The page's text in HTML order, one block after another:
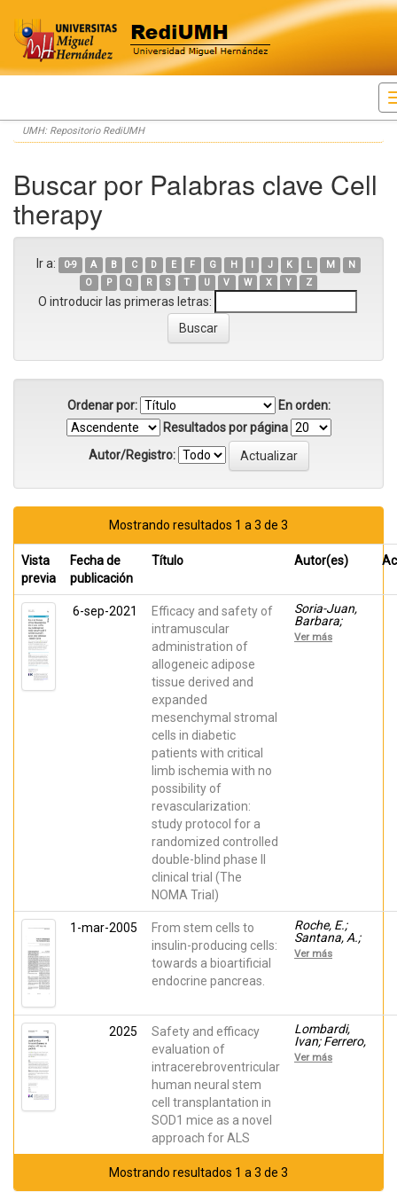
Skip
navigation
UMH: Repositorio RediUMH
Buscar por Palabras clave Cell
therapy
Ir a: 0-9 A B C D E F G H I J K L M
N
O
P Q R S T U V W X Y Z
O introducir las primeras letras:
Ordenar por:
En orden:
Resultados por página
Autor/Registro:
Mostrando resultados 1 a 3 de 3
Vista
previa
Fecha de
publicación
Título Autor(es)
6-sep-2021
Efficacy and safety of
intramuscular
administration of
allogeneic adipose
tissue derived and
expanded
mesenchymal stromal
cells in diabetic
patients with critical
limb ischemia with no
possibility of
revascularization:
study protocol for a
randomized controlled
double-blind phase II
clinical trial (The
NOMA Trial)
Soria-Juan,
Barbara;
Garcia-
Arranz,
Jose M.;
García
Hernández,
Ana María;
Ver más
1-mar-2005
From stem cells to
insulin-producing cells:
towards a bioartificial
endocrine pancreas.
Roche, E.;
Santana, A.;
Vicente-
Salar, Néstor;
Ver más
2025
Safety and efficacy
evaluation of
intracerebroventricular
human neural stem
cell transplantation in
SOD1 mice as a novel
approach for ALS
Lombardi,
Ivan; Ferrero,
Clelia;
Vulcano,
Carletti, Rose
Ver más
Mostrando resultados 1 a 3 de 3